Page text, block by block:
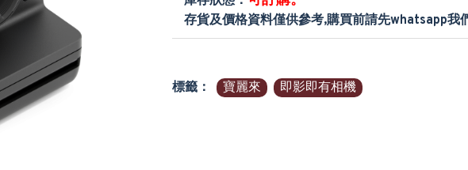
存貨及價格資料僅供參考,購買前請先whatsapp我
標籤： 寶麗來 即影即有相機